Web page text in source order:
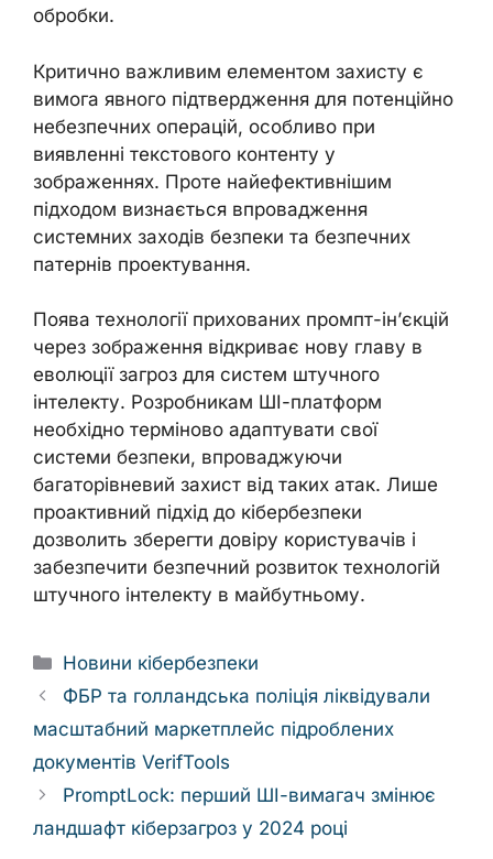
обробки.
Критично важливим елементом захисту є
вимога явного підтвердження для потенційно
небезпечних операцій, особливо при
виявленні текстового контенту у
зображеннях. Проте найефективнішим
підходом визнається впровадження
системних заходів безпеки та безпечних
патернів проектування.
Поява технології прихованих промпт-ін’єкцій
через зображення відкриває нову главу в
еволюції загроз для систем штучного
інтелекту. Розробникам ШІ-платформ
необхідно терміново адаптувати свої
системи безпеки, впроваджуючи
багаторівневий захист від таких атак. Лише
проактивний підхід до кібербезпеки
дозволить зберегти довіру користувачів і
забезпечити безпечний розвиток технологій
штучного інтелекту в майбутньому.
Categories
Новини кібербезпеки
ФБР та голландська поліція ліквідували
масштабний маркетплейс підроблених
документів VerifTools
PromptLock: перший ШІ-вимагач змінює
ландшафт кіберзагроз у 2024 році